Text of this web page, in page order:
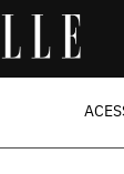
meia-calça